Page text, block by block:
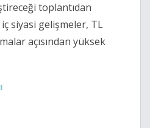
toplantıdan
iç siyasi gelişmeler, TL
açısından yüksek